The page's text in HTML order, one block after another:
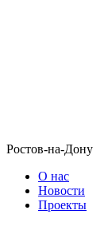
Ростов-на-Дону
О нас
Новости
Проекты